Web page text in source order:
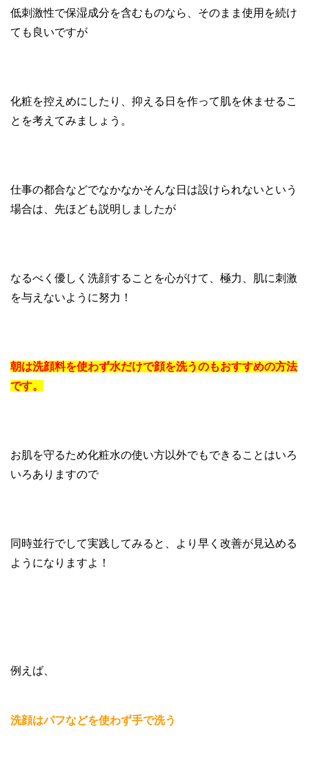
低刺激性で保湿成分を含むものなら、そのまま使用を続け
ても良いですが
化粧を控えめにしたり、抑える日を作って肌を休ませるこ
とを考えてみましょう。
仕事の都合などでなかなかそんな日は設けられないという
場合は、先ほども説明しましたが
なるべく優しく洗顔することを心がけて、極力、肌に刺激
を与えないように努力！
朝は洗顔料を使わず水だけで顔を洗うのもおすすめの方法
です。
お肌を守るため化粧水の使い方以外でもできることはいろ
いろありますので
同時並行でして実践してみると、より早く改善が見込める
ようになりますよ！
例えば、
洗顔はパフなどを使わず手で洗う